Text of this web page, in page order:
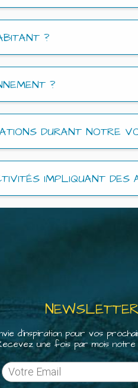
?
?
DURANT NOTRE
IMPLIQUANT DES
NEWSLETTER
d'inspiration pour vos
une fois par mois